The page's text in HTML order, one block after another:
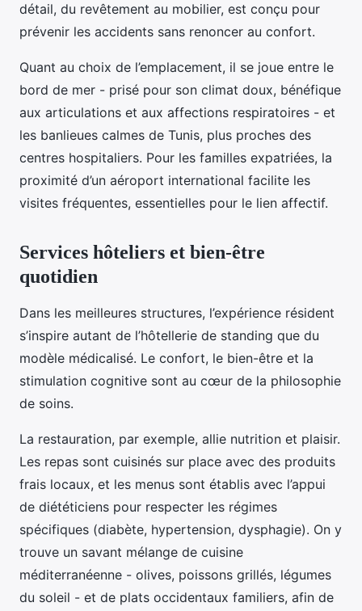
détail, du revêtement au mobilier, est conçu pour
prévenir les accidents sans renoncer au confort.
Quant au choix de l’emplacement, il se joue entre le
bord de mer - prisé pour son climat doux, bénéfique
aux articulations et aux affections respiratoires - et
les banlieues calmes de Tunis, plus proches des
centres hospitaliers. Pour les familles expatriées, la
proximité d’un aéroport international facilite les
visites fréquentes, essentielles pour le lien affectif.
Services hôteliers et bien-être
quotidien
Dans les meilleures structures, l’expérience résident
s’inspire autant de l’hôtellerie de standing que du
modèle médicalisé. Le confort, le bien-être et la
stimulation cognitive sont au cœur de la philosophie
de soins.
La restauration, par exemple, allie nutrition et plaisir.
Les repas sont cuisinés sur place avec des produits
frais locaux, et les menus sont établis avec l’appui
de diététiciens pour respecter les régimes
spécifiques (diabète, hypertension, dysphagie). On y
trouve un savant mélange de cuisine
méditerranéenne - olives, poissons grillés, légumes
du soleil - et de plats occidentaux familiers, afin de